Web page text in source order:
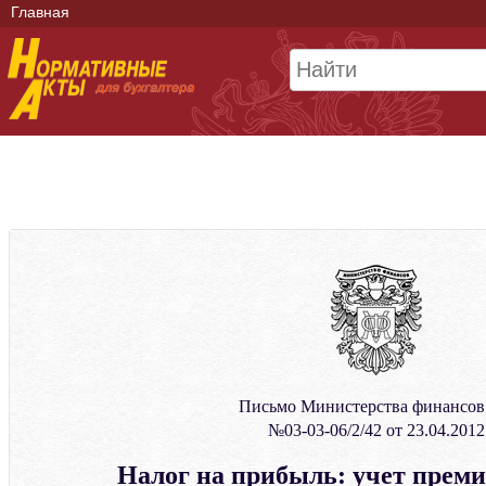
Главная
Письмо Министерства
№03-03-06/2/42 от 23.04.2012
Налог на прибыль: учет